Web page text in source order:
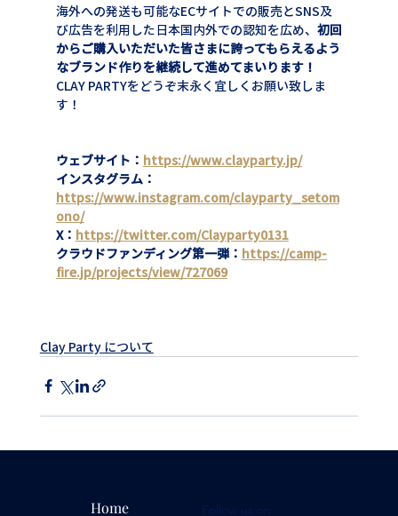
海外への発送も可能なECサイトでの販売とSNS及
び広告を利用した日本国内外での認知を広め、 初回
からご購入いただいた皆さまに誇ってもらえるよう
なブランド作りを継続して進めてまいります！
CLAY PARTYをどうぞ末永く宜しくお願い致しま
す！
ウェブサイト： https://www.clayparty.jp/
インスタグラム：
https://www.instagram.com/clayparty_setom
ono/
X： https://twitter.com/Clayparty0131
クラウドファンディング第一弾： https://camp-
fire.jp/projects/view/727069
Clay Party について
Home Follow us on